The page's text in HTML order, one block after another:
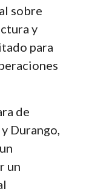
sobre
y
para
de
Durango,
un